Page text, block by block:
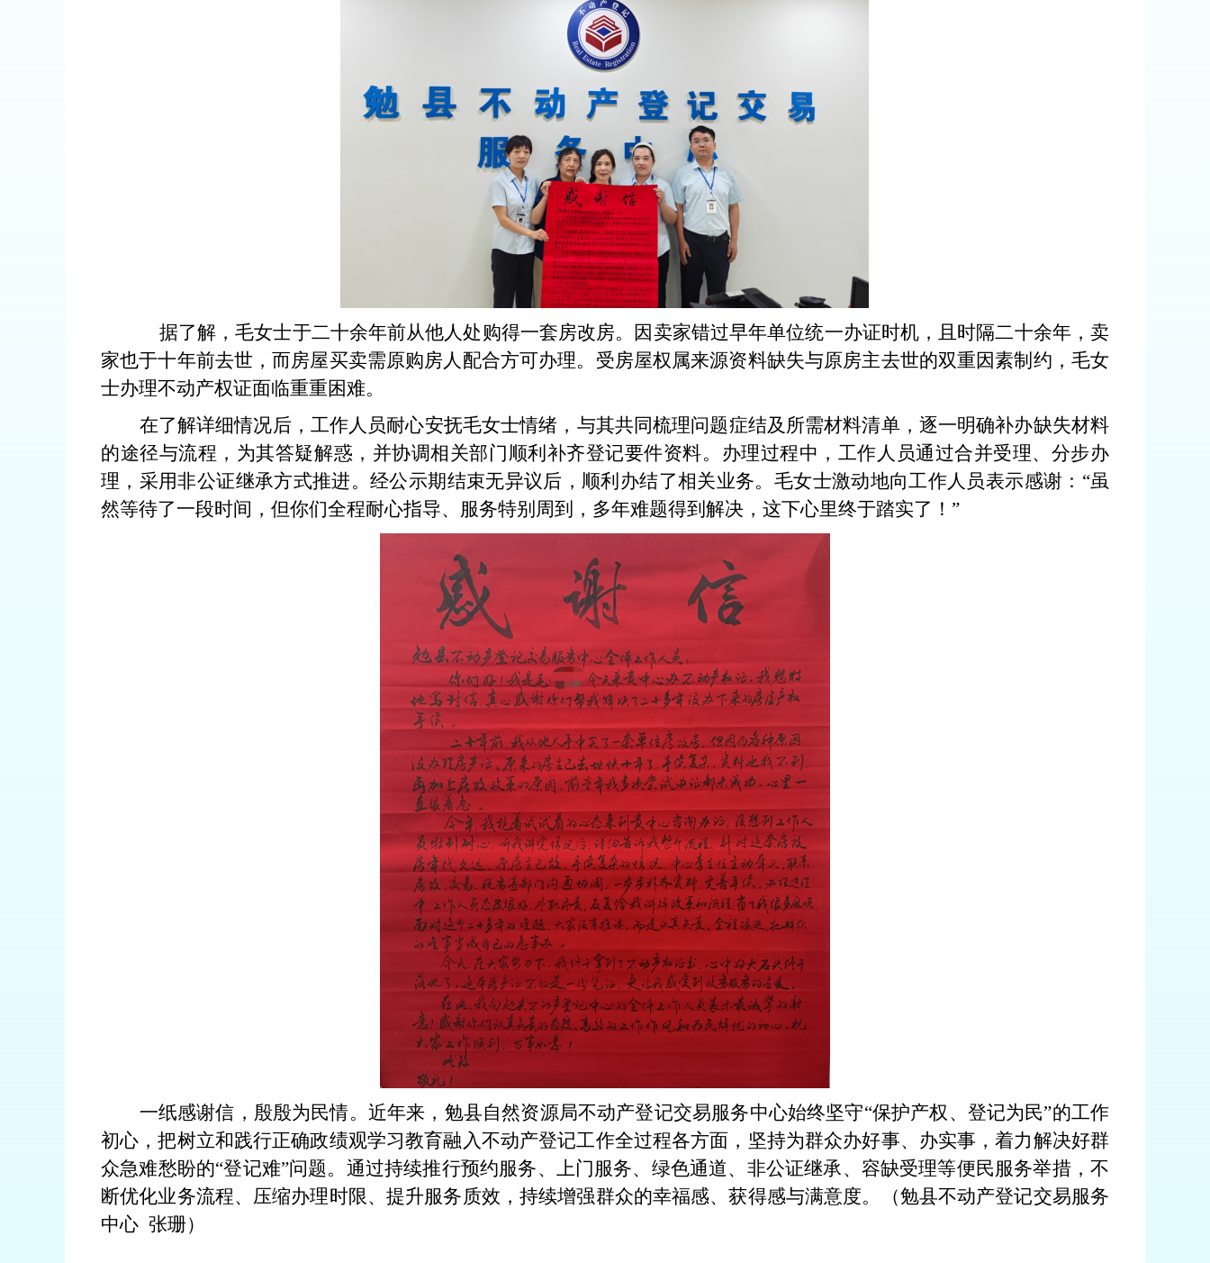
据了解，毛女士于二十余年前从他人处购得一套房改房。因卖家错过早年单位统一办证时机，且时隔二十余年，卖
家也于十年前去世，而房屋买卖需原购房人配合方可办理。受房屋权属来源资料缺失与原房主去世的双重因素制约，毛女
士办理不动产权证面临重重困难。
在了解详细情况后，工作人员耐心安抚毛女士情绪，与其共同梳理问题症结及所需材料清单，逐一明确补办缺失材料
的途径与流程，为其答疑解惑，并协调相关部门顺利补齐登记要件资料。办理过程中，工作人员通过合并受理、分步办
理，采用非公证继承方式推进。经公示期结束无异议后，顺利办结了相关业务。毛女士激动地向工作人员表示感谢： “虽
然等待了一段时间，但你们全程耐心指导、服务特别周到，多年难题得到解决，这下心里终于踏实了！”
一纸感谢信，殷殷为民情。近年来，勉县自然资源局不动产登记交易服务中心始终坚守“保护产权、登记为民”的工作
初心，把树立和践行正确政绩观学习教育融入不动产登记工作全过程各方面，坚持为群众办好事、办实事，着力解决好群
众急难愁盼的“登记难”问题。通过持续推行预约服务、上门服务、绿色通道、非公证继承、容缺受理等便民服务举措，不
断优化业务流程、压缩办理时限、提升服务质效，持续增强群众的幸福感、获得感与满意度。
（勉县不动产登记交易服务
中心 张珊）